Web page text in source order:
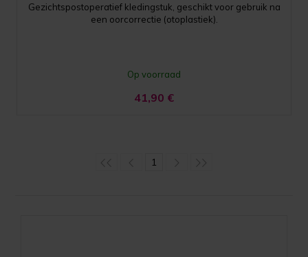
Gezichtspostoperatief kledingstuk, geschikt voor gebruik na
een oorcorrectie (otoplastiek).
Op voorraad
41,90 €
1